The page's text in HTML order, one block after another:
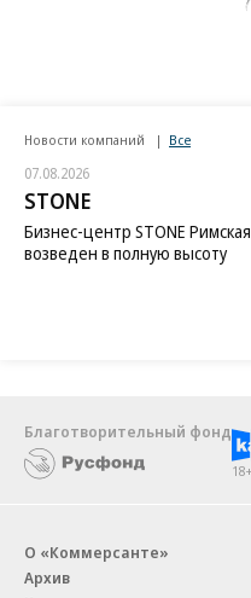
Новости компаний Все
07.08.2026
STONE
Бизнес-центр STONE Римская
возведен в полную высоту
Благотворительный фонд
О «Коммерсанте»
Архив